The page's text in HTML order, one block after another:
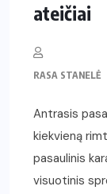
ateičiai
RASA STANELĖ
Antrasis
kiekvieną
pasaulinis
visuotinis